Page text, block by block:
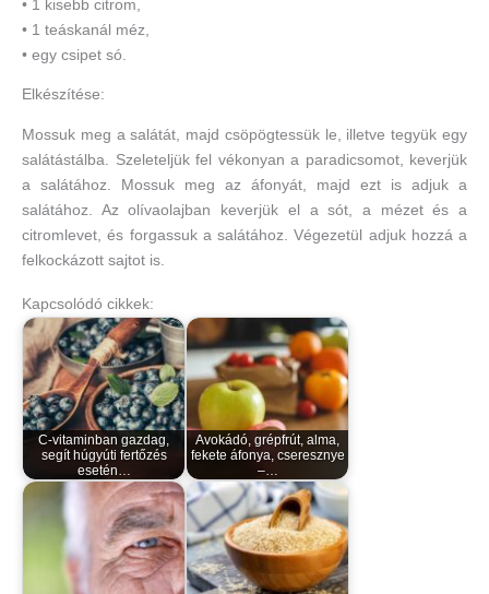
• 1 kisebb citrom,
• 1 teáskanál méz,
• egy csipet só.
Elkészítése:
Mossuk meg a salátát, majd csöpögtessük le, illetve tegyük egy
salátástálba. Szeleteljük fel vékonyan a paradicsomot, keverjük
a salátához. Mossuk meg az áfonyát, majd ezt is adjuk a
salátához. Az olívaolajban keverjük el a sót, a mézet és a
citromlevet, és forgassuk a salátához. Végezetül adjuk hozzá a
felkockázott sajtot is.
Kapcsolódó cikkek:
C-vitaminban gazdag,
segít húgyúti fertőzés
esetén…
Avokádó, grépfrút, alma,
fekete áfonya, cseresznye
–…